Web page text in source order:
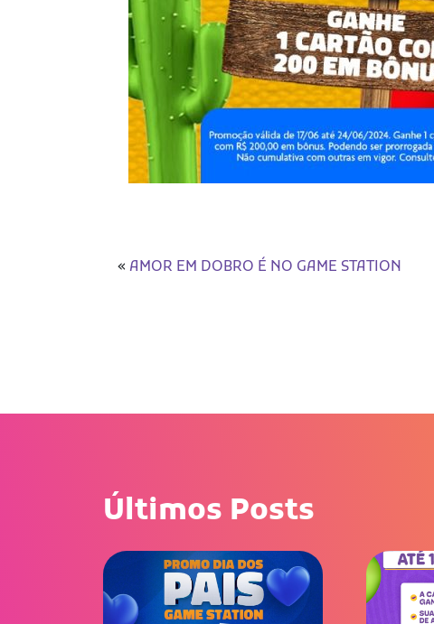
« AMOR EM DOBRO É NO GAME STATION
Últimos Posts